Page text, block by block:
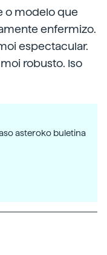
o modelo que
enfermizo.
espectacular.
robusto. Iso
asteroko buletina